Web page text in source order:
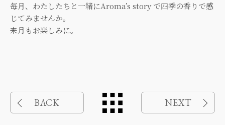
毎月、わたしたちと一緒にAroma’s story で四季の香りで感
じてみませんか。
来月もお楽しみに。
BACK NEXT